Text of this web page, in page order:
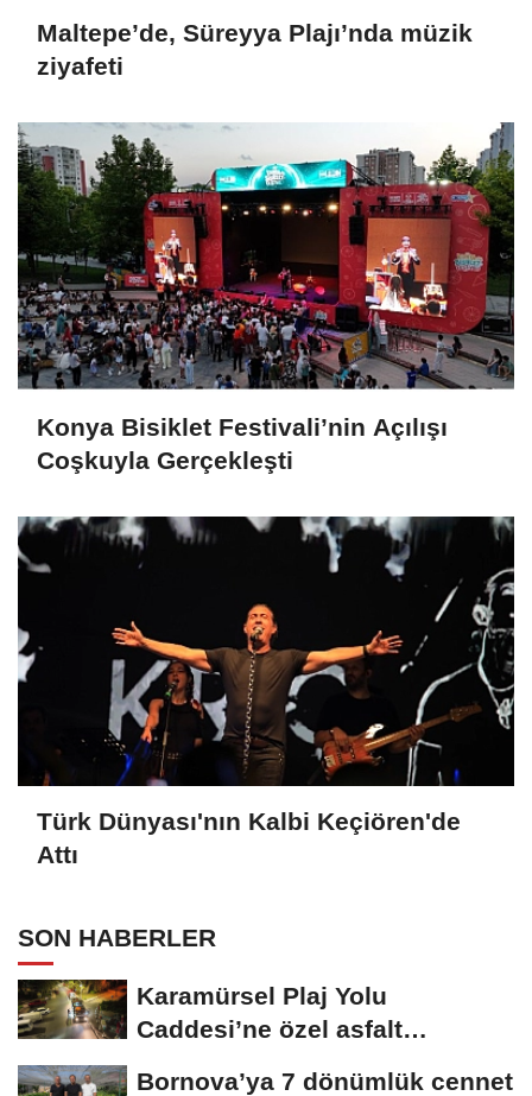
Maltepe’de, Süreyya Plajı’nda müzik
ziyafeti
Konya Bisiklet Festivali’nin Açılışı
Coşkuyla Gerçekleşti
Türk Dünyası'nın Kalbi Keçiören'de
Attı
SON HABERLER
Karamürsel Plaj Yolu
Caddesi’ne özel asfalt
Bornova’ya 7 dönümlük cennet